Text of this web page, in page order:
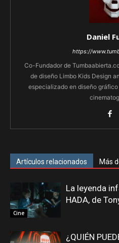
Daniel
https://
Co-Fundador de
de diseño Limbo Kids Design
especializado en diseño
Artículos relacionados Más
Cine
La leyenda
HADA, de
¿QUIÉN